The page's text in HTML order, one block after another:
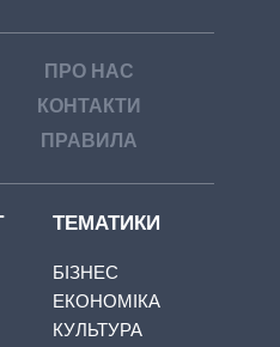
ПРО НАС
КОНТАКТИ
ПРАВИЛА
ТЕМАТИКИ
БІЗНЕС
ЕКОНОМІКА
КУЛЬТУРА